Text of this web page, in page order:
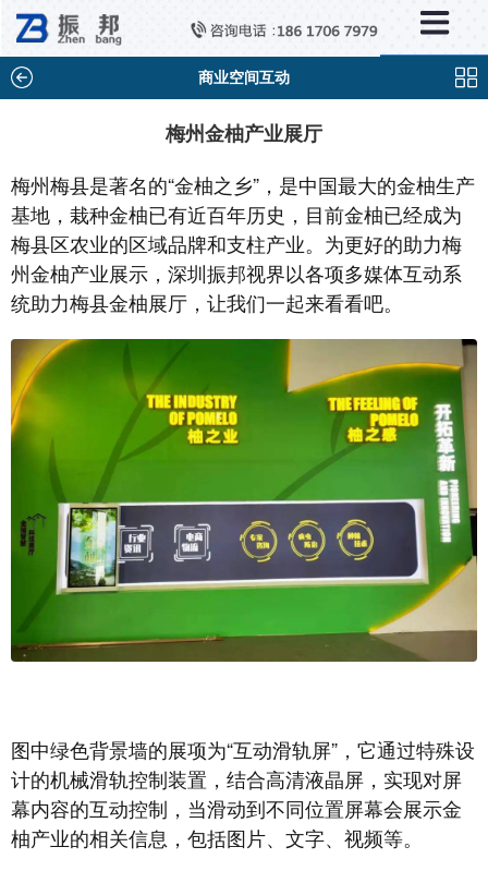
商业空间互动
梅州金柚产业展厅
梅州梅县是著名的“金柚之乡”，是中国最大的金柚生产
基地，栽种金柚已有近百年历史，目前金柚已经成为
梅县区农业的区域品牌和支柱产业。为更好的助力梅
州金柚产业展示，深圳振邦视界以各项多媒体互动系
统助力梅县金柚展厅，让我们一起来看看吧。
图中绿色背景墙的展项为“互动滑轨屏”，它通过特殊设
计的机械滑轨控制装置，结合高清液晶屏，实现对屏
幕内容的互动控制，当滑动到不同位置屏幕会展示金
柚产业的相关信息，包括图片、文字、视频等。
新闻中心
×
公司新闻
行业新闻
问题解答
百科知识